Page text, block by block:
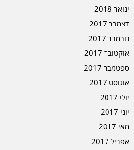
ינואר 2018
דצמבר 2017
נובמבר 2017
אוקטובר 2017
ספטמבר 2017
אוגוסט 2017
יולי 2017
יוני 2017
מאי 2017
אפריל 2017